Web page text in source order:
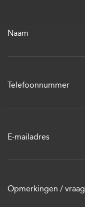
Naam
Telefoonnummer
E-mailadres
Opmerkingen / vraag